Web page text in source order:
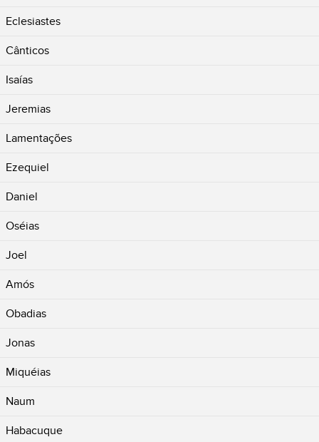
Eclesiastes
Cânticos
Isaías
Jeremias
Lamentações
Ezequiel
Daniel
Oséias
Joel
Amós
Obadias
Jonas
Miquéias
Naum
Habacuque